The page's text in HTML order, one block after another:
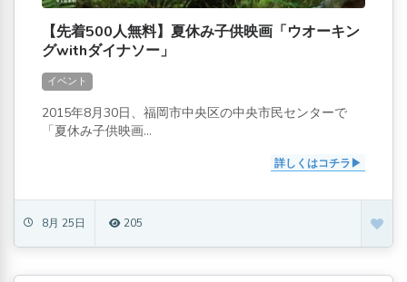
【先着500人無料】夏休み子供映画「ウオーキン
グwithダイナソー」
イベント
2015年8月30日、福岡市中央区の中央市民センターで
「夏休み子供映画...
詳しくはコチラ
8月 25日 205